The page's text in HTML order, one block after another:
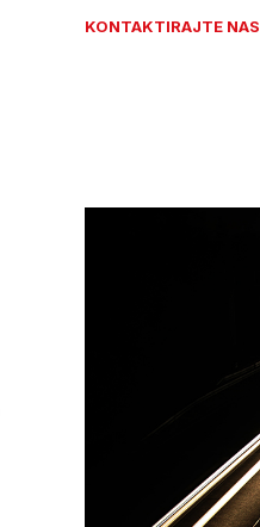
KONTAKTIRAJTE NAS